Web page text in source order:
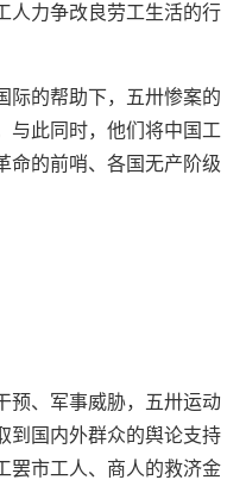
人力争改良劳工生活的行
际的帮助下，五卅惨案的
与此同时，他们将中国工
命的前哨、各国无产阶级
预、军事威胁，五卅运动
到国内外群众的舆论支持
罢市工人、商人的救济金